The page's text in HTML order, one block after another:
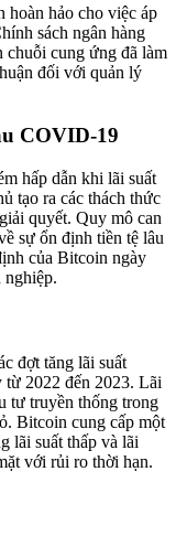
hảo cho việc áp
sách ngân hàng
chuỗi cung ứng đã làm
đối với quản lý
COVID-19
hấp dẫn khi lãi suất
tạo ra các thách thức
quyết. Quy mô can
sự ổn định tiền tệ lâu
của Bitcoin ngày
nghiệp.
đợt tăng lãi suất
2022 đến 2023. Lãi
tư truyền thống trong
Bitcoin cung cấp một
lãi suất thấp và lãi
với rủi ro thời hạn.